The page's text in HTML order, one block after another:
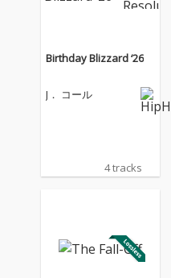
Birthday Blizzard ‘26
J． コール
4 tracks